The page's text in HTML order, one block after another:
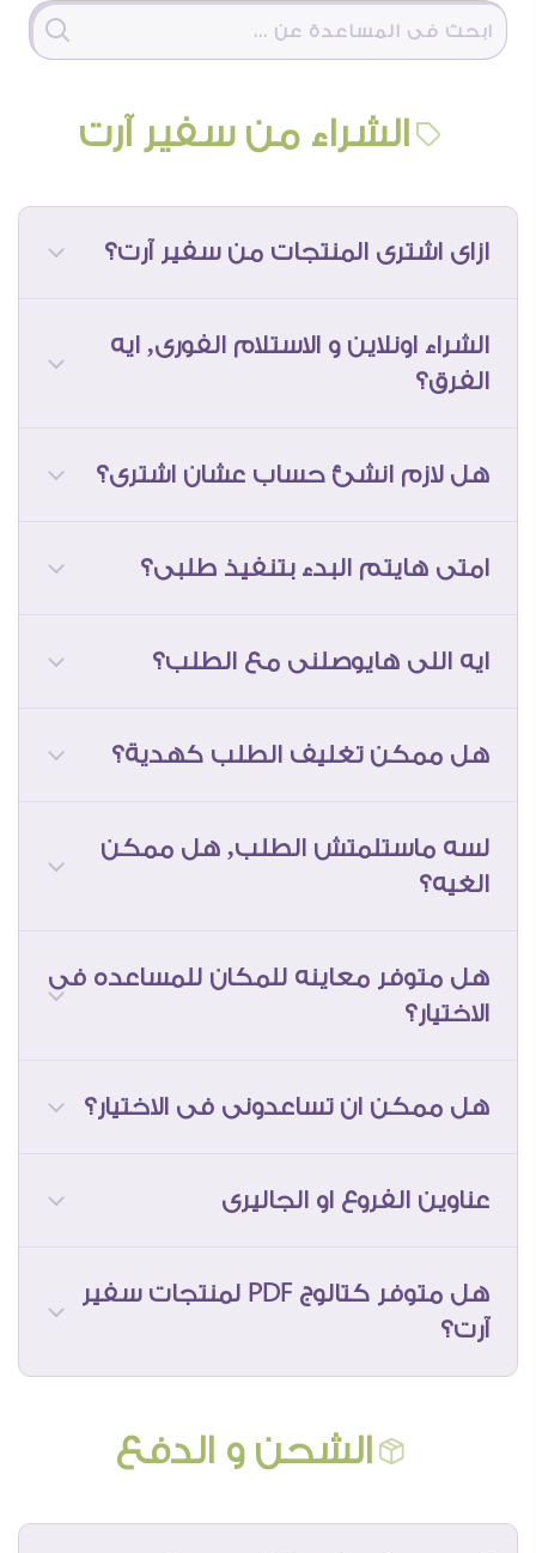
الشراء من سفير آرت
ازاى اشترى المنتجات من سفير آرت؟
الشراء اونلاين و الاستلام الفورى, ايه
الفرق؟
هل لازم انشئ حساب عشان اشترى؟
امتى هايتم البدء بتنفيذ طلبى؟
ايه اللى هايوصلنى مع الطلب؟
بنجتهد انه منتجاتنا توصلك بافضل حال
دائما و تكون جاهزة للتركيب بشكل سهل و
كالتالى
هل ممكن تغليف الطلب كهدية؟
لسه ماستلمتش الطلب, هل ممكن
الغيه؟
هل متوفر معاينه للمكان للمساعده فى
الاختيار؟
هل ممكن ان تساعدونى فى الاختيار؟
عناوين الفروع او الجاليرى
هل متوفر كتالوج PDF لمنتجات سفير
آرت؟
الشحن و الدفع